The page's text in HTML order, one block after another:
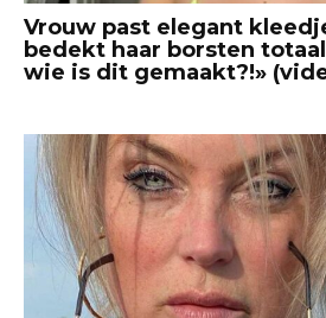
Vrouw past elegant
bedekt haar borsten
wie is dit gemaakt?!»